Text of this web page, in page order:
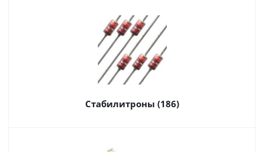
Стабилитроны (186)